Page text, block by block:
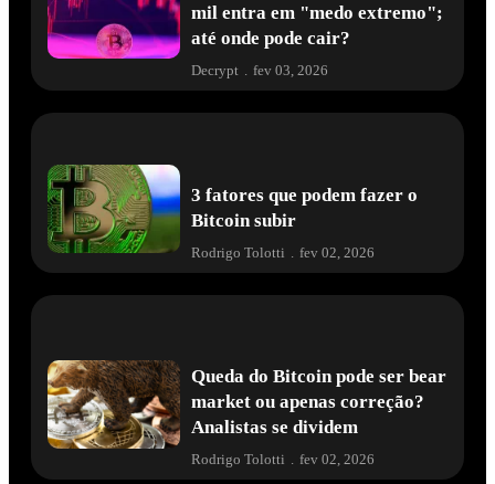
mil entra em "medo extremo";
até onde pode cair?
Decrypt . fev 03, 2026
3 fatores que podem fazer o
Bitcoin subir
Rodrigo Tolotti fev 02, 2026
Queda do Bitcoin pode ser bear
market ou apenas correção?
Analistas se dividem
Rodrigo Tolotti . fev 02, 2026